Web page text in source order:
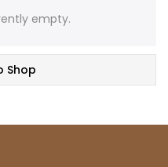
empty.
Shop